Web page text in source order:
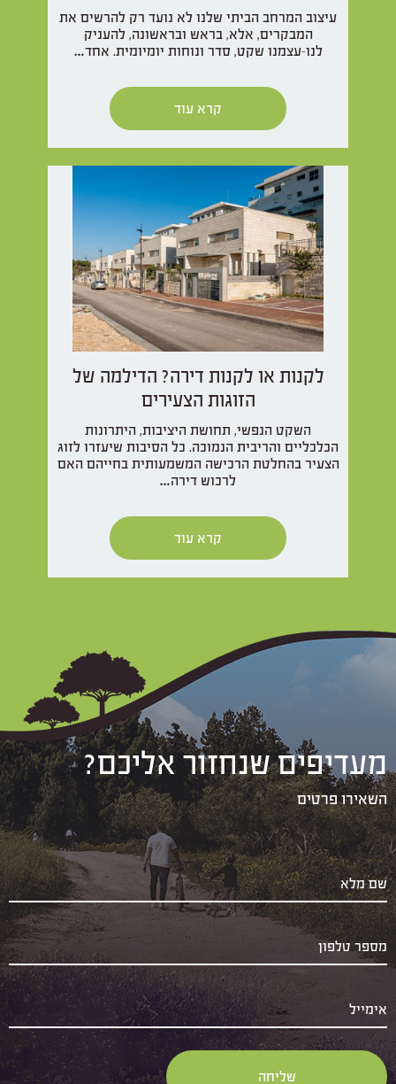
עיצוב המרחב הביתי שלנו לא נועד רק להרשים את
המבקרים, אלא, בראש ובראשונה, להעניק
לנו-עצמנו שקט, סדר ונוחות יומיומית. אחד…
קרא עוד
לקנות או לקנות דירה? הדילמה של
הזוגות הצעירים
השקט הנפשי, תחושת היציבות, היתרונות
הכלכליים והריבית הנמוכה. כל הסיבות שיעזרו לזוג
הצעיר בהחלטת הרכישה המשמעותית בחייהם האם
לרכוש דירה…
קרא עוד
מעדיפים שנחזור אליכם?
השאירו פרטים